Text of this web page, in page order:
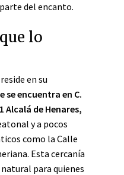
del encanto.
lo
en su
se encuentra en C.
Alcalá de Henares,
y a pocos
como la Calle
Esta cercanía
para quienes